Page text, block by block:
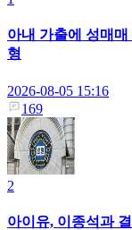
아내 가출에 성매
형
2026-08-05 15:16
169
2
아이유, 이종석과